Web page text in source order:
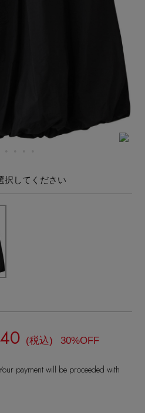
量傘
UP
グッズ
えないアイテム
シルエット
ーでクールに
ク
小物
ケープ
択してください
(税込) 30%OFF
payment will be proceeded with